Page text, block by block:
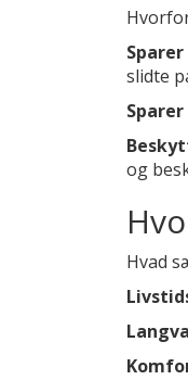
slidte
og
Hvad